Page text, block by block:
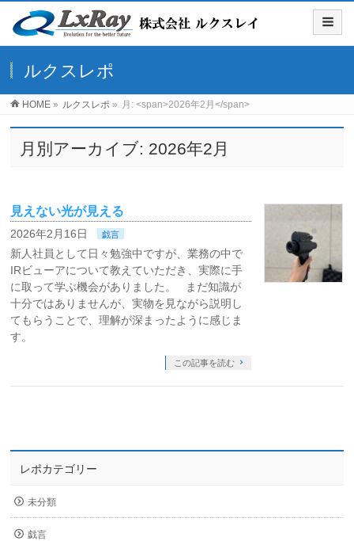
ルクスレポ
HOME » ルクスレポ » 月: <span>2026年2月</span>
月別アーカイブ: 2026年2月
見えない光が見える
2026年2月16日 戯言
新人社員として日々勉強中ですが、業務の中で
IRビューアについて教えていただき、実際に手
に取って学ぶ機会がありました。 まだ知識が
十分ではありませんが、実物を見ながら説明し
てもらうことで、理解が深まったように感じま
す。
この記事を読む
レポカテゴリー
未分類
戯言